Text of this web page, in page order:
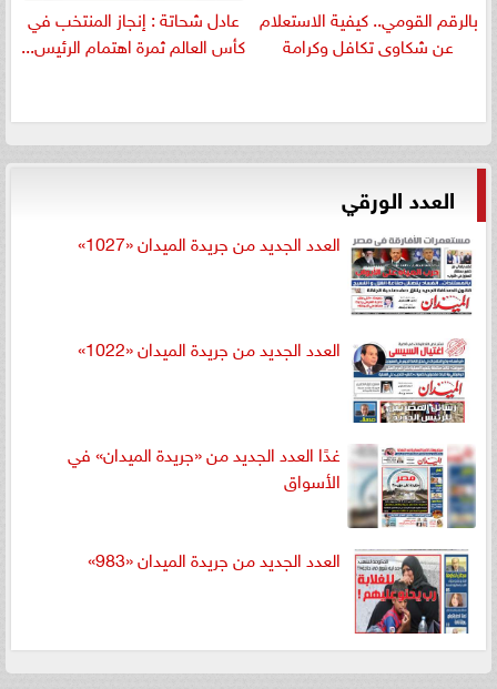
بالرقم القومي.. كيفية الاستعلام
عن شكاوى تكافل وكرامة
عادل شحاتة : إنجاز المنتخب في
كأس العالم ثمرة اهتمام الرئيس...
العدد الورقي
العدد الجديد من جريدة الميدان «1027»
العدد الجديد من جريدة الميدان «1022»
غدًا العدد الجديد من «جريدة الميدان» في
الأسواق
العدد الجديد من جريدة الميدان «983»